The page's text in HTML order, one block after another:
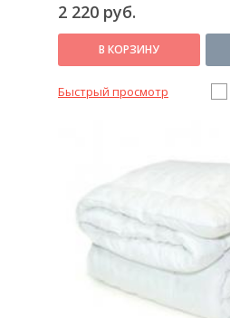
2 220 руб.
В КОРЗИНУ
Быстрый просмотр